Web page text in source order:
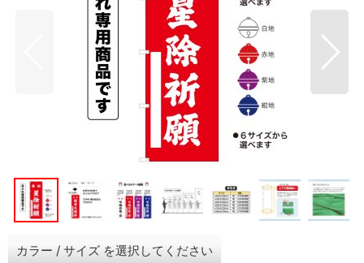
カラー / サイズ を選択してください